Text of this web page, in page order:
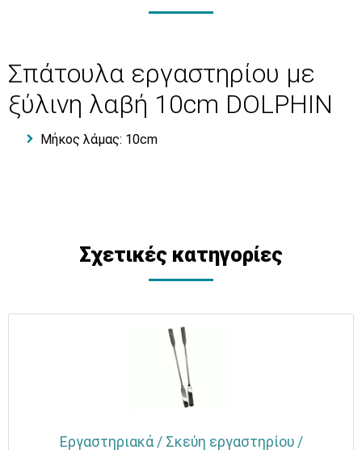
Σπάτουλα εργαστηρίου με
ξύλινη λαβή 10cm DOLPHIN
Μήκος λάμας: 10cm
Σχετικές κατηγορίες
Εργαστηριακά / Σκεύη εργαστηρίου /